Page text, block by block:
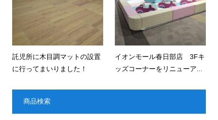
託児所に木目調マットの設置
に行ってまいりました！
イオンモール春日部店 3Fキ
ッズコーナーをリニューア...
商品検索